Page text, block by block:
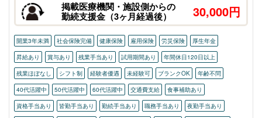
掲載医療機関・施設側からの
勤続支援金（3ヶ月経過後） 30,000円
開業3年未満 社会保険完備 健康保険 雇用保険 労災保険
厚生年金
昇給あり
賞与あり 残業手当あり 試用期間あり
年間休日120日以上
残業ほぼなし
シフト制 経験者優遇 未経験可 ブランクOK
年齢不問
40代活躍中
50代活躍中 60代活躍中 交通費支給
食事補助あり
資格手当あり
皆勤手当あり 勤続手当あり 職務手当あり 夜勤手当あり